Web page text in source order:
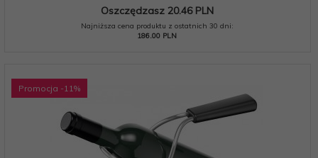
Oszczędzasz 20.46 PLN
Najniższa cena produktu z ostatnich 30 dni:
186.00 PLN
Promocja -11 %